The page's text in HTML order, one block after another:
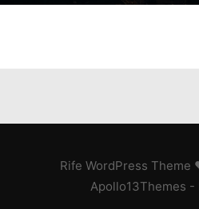
Rife WordPress
Apollo13Themes -